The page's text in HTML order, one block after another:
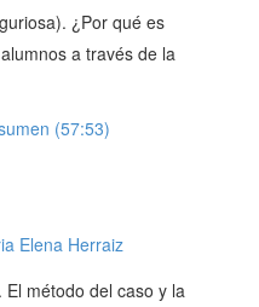
¿Por qué es
a través de la
(57:53)
Elena Herraiz
método del caso y la